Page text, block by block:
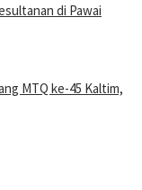
di Pawai
MTQ ke-45 Kaltim,